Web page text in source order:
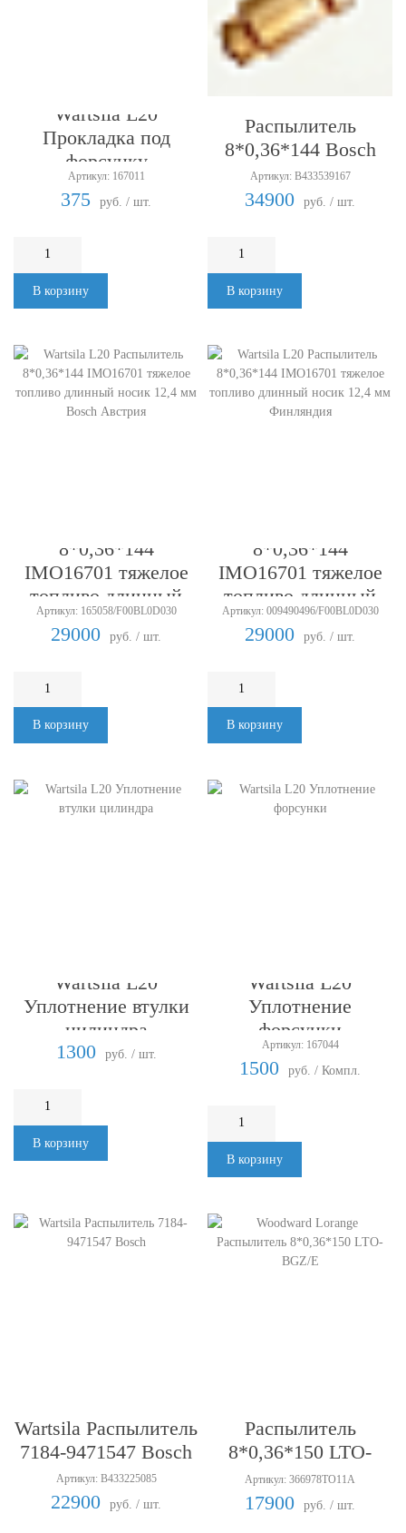
Wartsila L20
Прокладка под
форсунку
Артикул: 167011
375 руб. / шт.
В корзину
Распылитель
8*0,36*144 Bosch
Австрия 0094-90303
Артикул: B433539167
34900 руб. / шт.
В корзину
8*0,36*144
IMO16701 тяжелое
топливо длинный
носик 12,4 мм Bosch
Австрия
Артикул: 165058/F00BL0D030
29000 руб. / шт.
В корзину
8*0,36*144
IMO16701 тяжелое
топливо длинный
носик 12,4 мм
Финляндия
Артикул: 009490496/F00BL0D030
29000 руб. / шт.
В корзину
Wartsila L20
Уплотнение втулки
цилиндра
1300
руб. / шт.
В корзину
Wartsila L20
Уплотнение
форсунки
Артикул: 167044
1500 руб. / Компл.
В корзину
Wartsila Распылитель
7184-9471547 Bosch
Артикул: B433225085
22900 руб. / шт.
Распылитель
8*0,36*150 LTO-
BGZ/E
Артикул: 366978TO11A
17900 руб. / шт.